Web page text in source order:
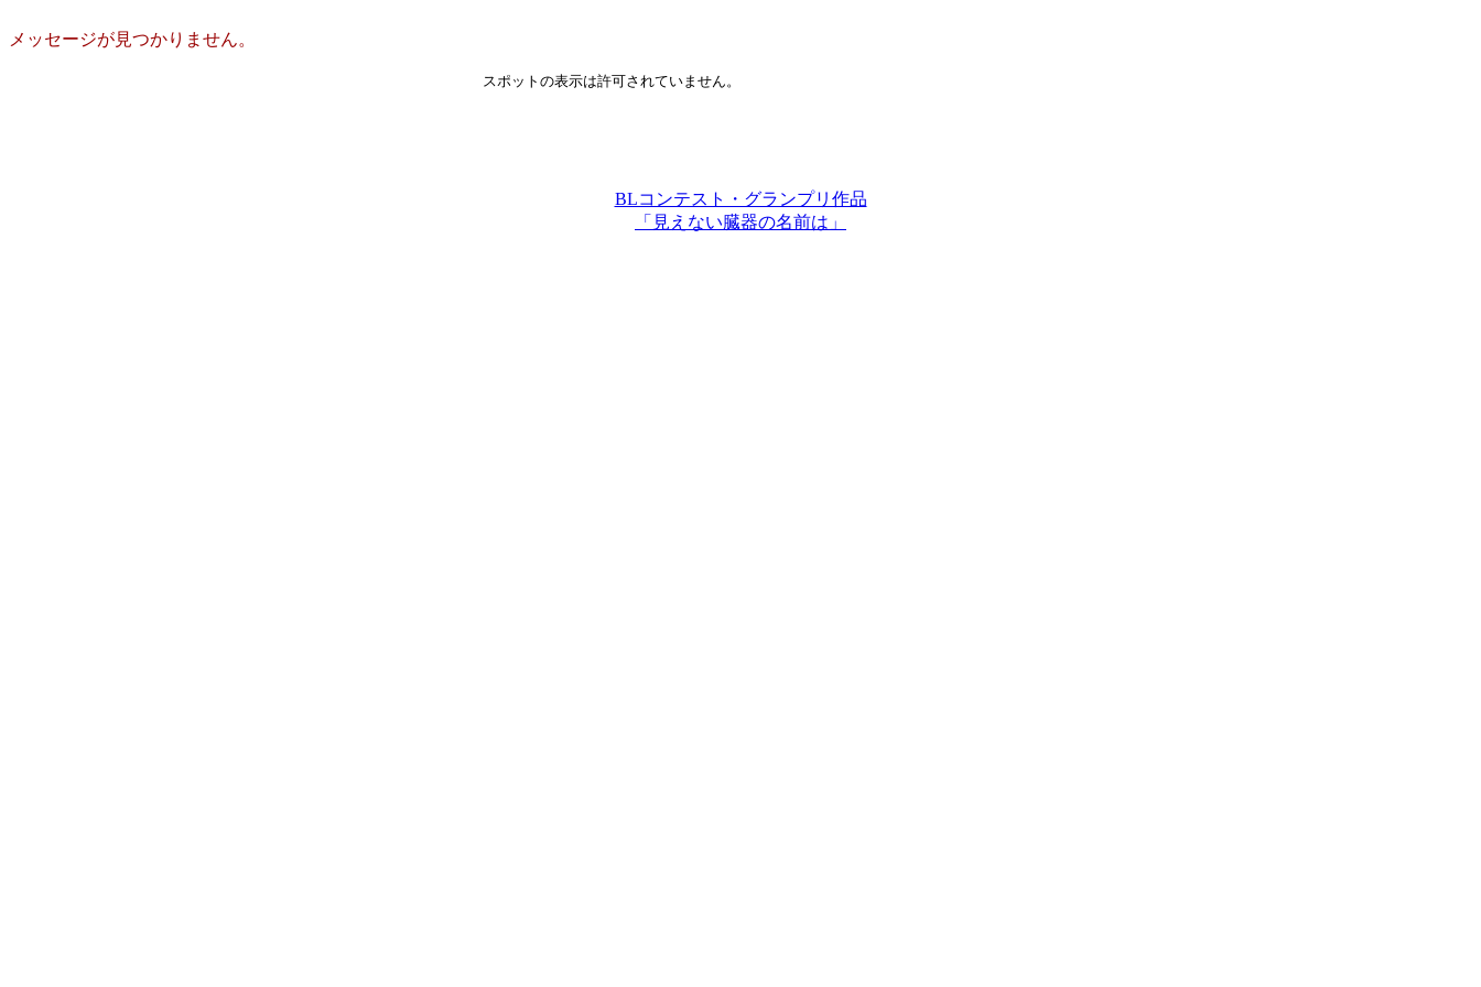
メッセージが見つかりません。
BLコンテスト・グランプリ作品
「見えない臓器の名前は」